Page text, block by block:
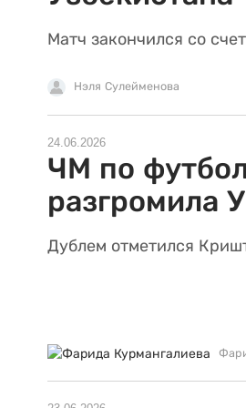
Матч закончился со
Нэля Сулейменова
24.06.2026
ЧМ по
разгромила
Дублем отметился